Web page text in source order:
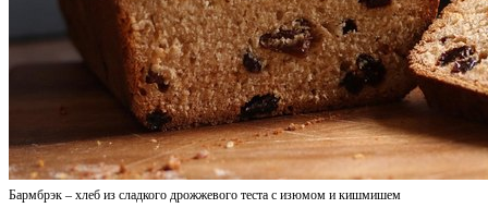
Бармбрэк – хлеб из сладкого дрожжевого теста с изюмом и кишмишем